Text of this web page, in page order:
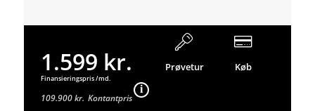
1.599 kr.
Finansieringspris /md.
109.900 kr. Kontantpris
Prøvetur Køb